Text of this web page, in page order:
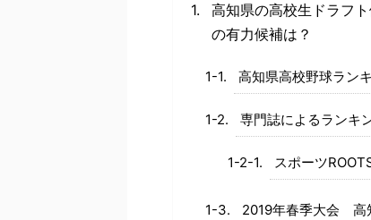
高知県の高校生ドラフ
の有力候補は？
高知県高校野球ラン
専門誌によるランキ
スポーツ
2019年春季大会 高